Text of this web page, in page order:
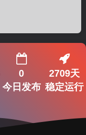
0
今日发布
2709天
稳定运行